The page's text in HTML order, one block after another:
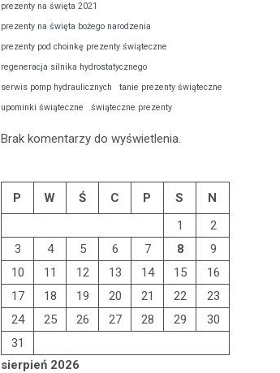
prezenty na święta 2021
prezenty na święta bożego narodzenia
prezenty pod choinkę prezenty świąteczne
regeneracja silnika hydrostatycznego
serwis pomp hydraulicznych
tanie prezenty świąteczne
upominki świąteczne
świąteczne prezenty
Brak komentarzy do wyświetlenia.
sierpień 2026
P W Ś C P S
N
1
2
3
4 5 6 7 8
9
10
11 12 13 14 15
16
17
18 19 20 21 22
23
24
25 26 27 28 29
30
31